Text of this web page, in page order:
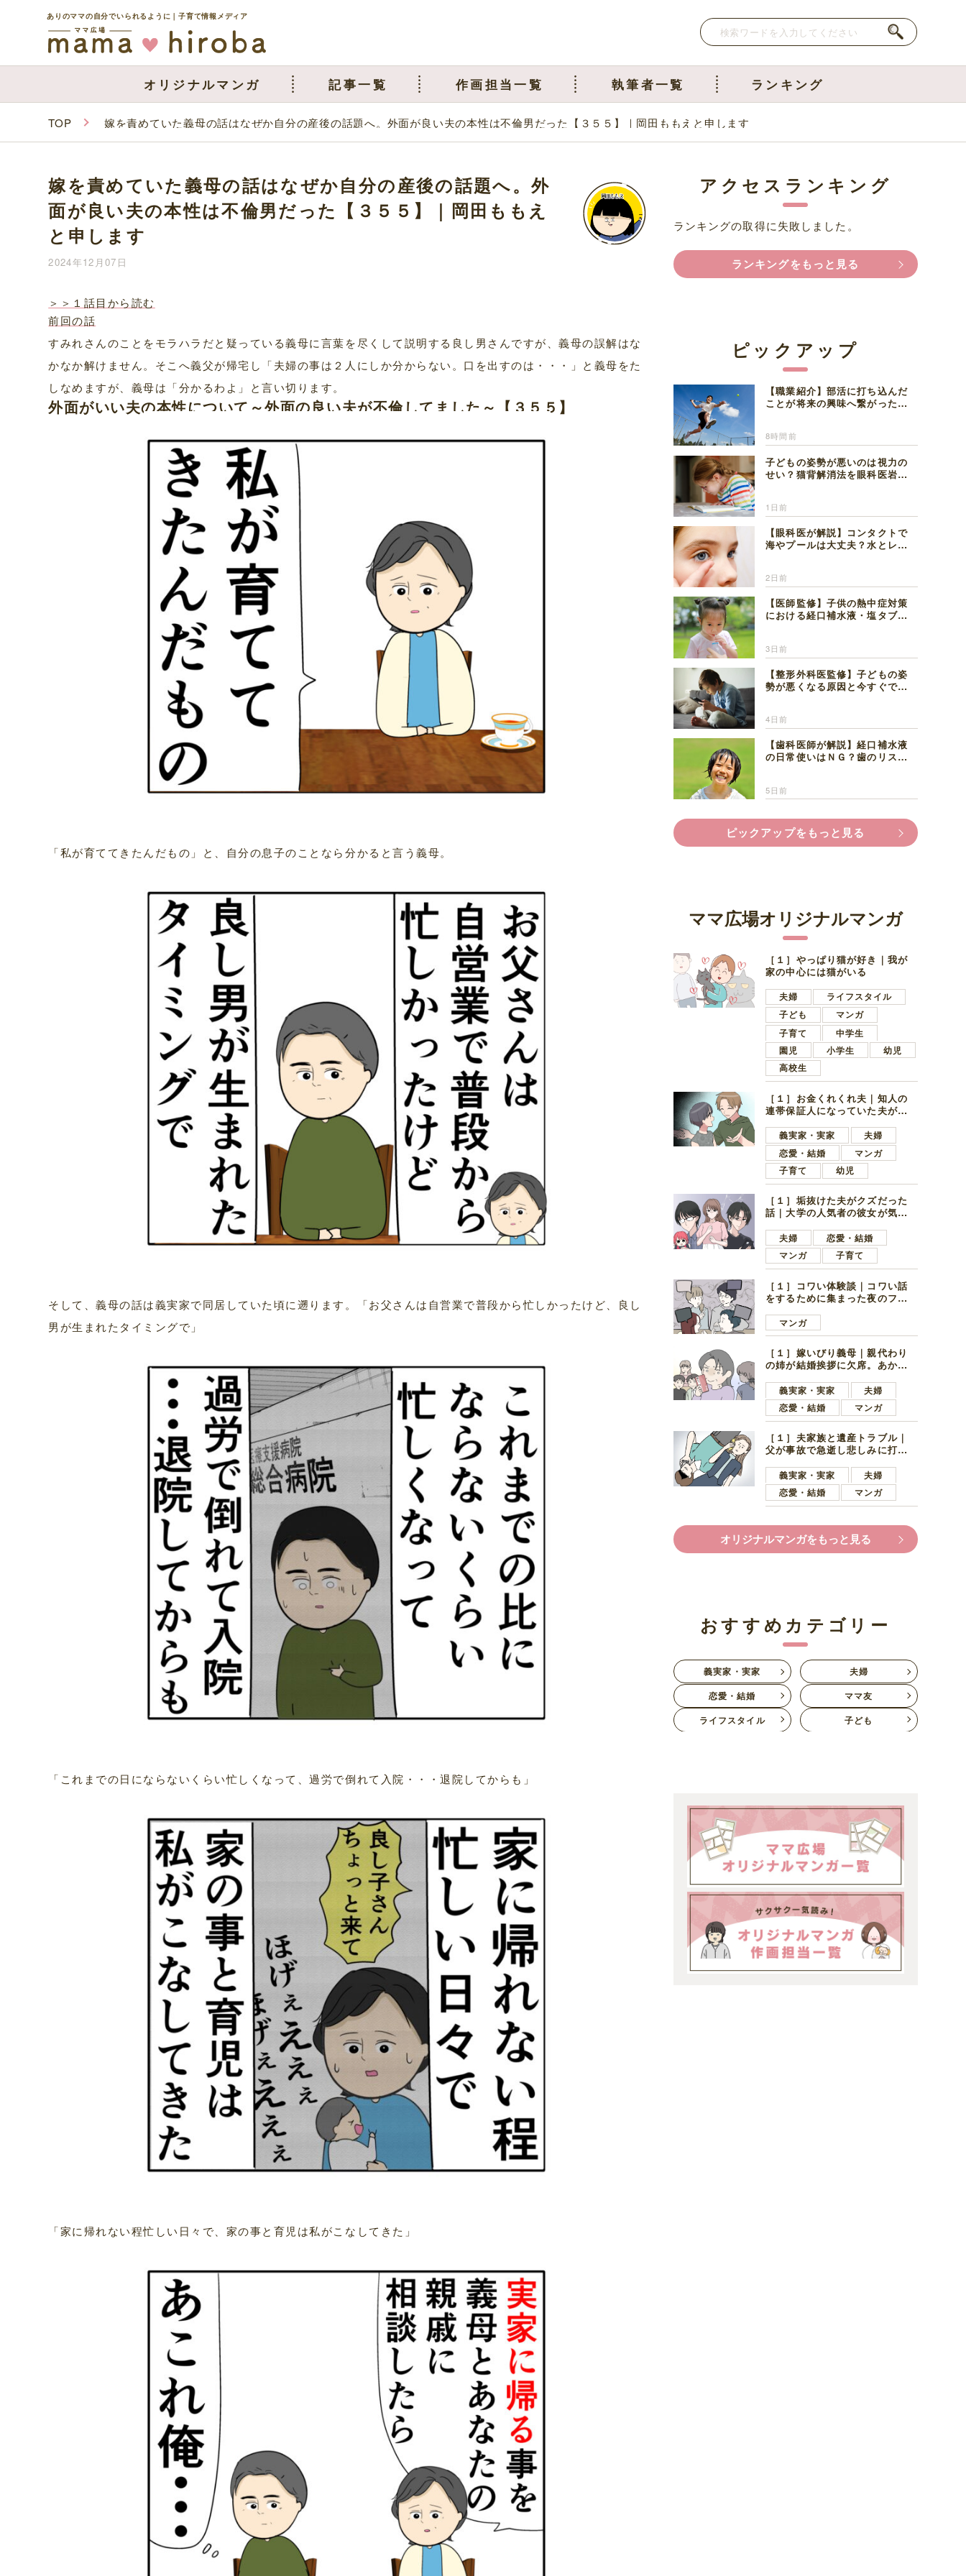
ありのママの自分でいられるように｜子育て情報メディア
オリジナルマンガ 記事一覧 作画担当一覧 執筆者一覧 ランキング
TOP 嫁を責めていた義母の話はなぜか自分の産後の話題へ。外面が良い夫の本性は不倫男だった【３５５】｜岡田ももえと申します
嫁を責めていた義母の話はなぜか自分の産後の話題へ。外
面が良い夫の本性は不倫男だった【３５５】｜岡田ももえ
と申します
2024年12月07日
＞＞１話目から読む
前回の話
すみれさんのことをモラハラだと疑っている義母に言葉を尽くして説明する良し男さんですが、義母の誤解はな
かなか解けません。そこへ義父が帰宅し「夫婦の事は２人にしか分からない。口を出すのは・・・」と義母をた
しなめますが、義母は「分かるわよ」と言い切ります。
外面がいい夫の本性について～外面の良い夫が不倫してました～【３５５】
「私が育ててきたんだもの」と、自分の息子のことなら分かると言う義母。
そして、義母の話は義実家で同居していた頃に遡ります。「お父さんは自営業で普段から忙しかったけど、良し
男が生まれたタイミングで」
「これまでの日にならないくらい忙しくなって、過労で倒れて入院・・・退院してからも」
「家に帰れない程忙しい日々で、家の事と育児は私がこなしてきた」
アクセスランキング
ランキングの取得に失敗しました。
ランキングをもっと見る
ピックアップ
【職業紹介】部活に打ち込んだ
ことが将来の興味へ繋がった。
8時間前
子どもの姿勢が悪いのは視力の
せい？猫背解消法を眼科医岩見
1日前
【眼科医が解説】コンタクトで
海やプールは大丈夫？水とレン
2日前
【医師監修】子供の熱中症対策
における経口補水液・塩タブレ
3日前
【整形外科医監修】子どもの姿
勢が悪くなる原因と今すぐでき
4日前
【歯科医師が解説】経口補水液
の日常使いはＮＧ？歯のリスク
5日前
ピックアップをもっと見る
ママ広場オリジナルマンガ
［１］やっぱり猫が好き｜我が
家の中心には猫がいる
夫婦
ライフスタイル
子ども
マンガ
子育て
中学生
園児
小学生
幼児
高校生
［１］お金くれくれ夫｜知人の
連帯保証人になっていた夫が家
言ってきた
義実家・実家
夫婦
恋愛・結婚
マンガ
子育て
幼児
［１］垢抜けた夫がクズだった
話｜大学の人気者の彼女が気に
子学生
夫婦
恋愛・結婚
マンガ
子育て
［１］コワい体験談｜コワい話
をするために集まった夜のファ
好きの男の子ママ
マンガ
［１］嫁いびり義母｜親代わり
の姉が結婚挨拶に欠席。あから
義実家・実家
夫婦
恋愛・結婚
マンガ
［１］夫家族と遺産トラブル｜
父が事故で急逝し悲しみに打ち
ます夫
義実家・実家
夫婦
恋愛・結婚
マンガ
オリジナルマンガをもっと見る
おすすめカテゴリー
義実家・実家
夫婦
恋愛・結婚
ママ友
ライフスタイル
子ども